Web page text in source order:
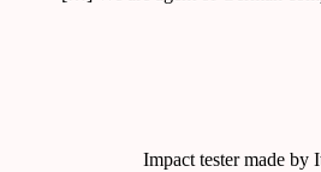
Impact tester made by